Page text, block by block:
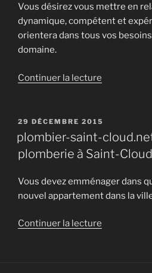
Vous désirez vous mettre en
dynamique, compétent et
orientera dans tous vos
domaine.
Continuer la lecture
agence
de
serrurerie
Bobigny »
PUBLIÉ
LE
29 DÉCEMBRE 2015
plombier-saint-
plomberie à Saint-Cloud
Vous devez emménager dans
nouvel appartement dans la
Continuer la lecture